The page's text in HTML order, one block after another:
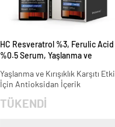
HC Resveratrol %3, Ferulic Acid
%0.5 Serum, Yaşlanma ve
Yaşlanma ve Kırışıklık Karşıtı Etki
İçin Antioksidan İçerik
TÜKENDİ